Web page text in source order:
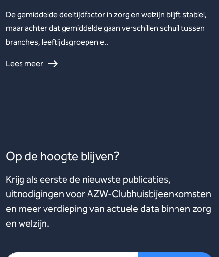
De gemiddelde deeltijdfactor in zorg en welzijn blijft stabiel,
maar achter dat gemiddelde gaan verschillen schuil tussen
branches, leeftijdsgroepen e...
Lees meer
Op de hoogte blijven?
Krijg als eerste de nieuwste publicaties,
uitnodigingen voor AZW-Clubhuisbijeenkomsten
en meer verdieping van actuele data binnen zorg
en welzijn.